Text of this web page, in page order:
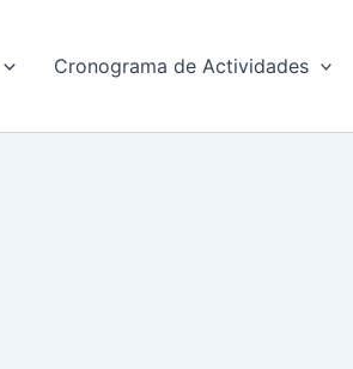
Cronograma de Actividades